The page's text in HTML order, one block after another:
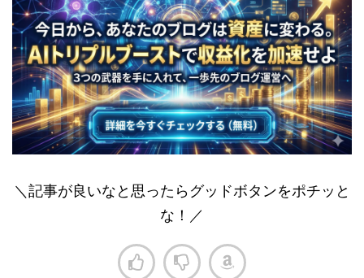
＼記事が良いなと思ったらグッドボタンをポチッと
な！／